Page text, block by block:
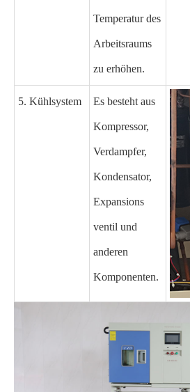
Temperatur des
Arbeitsraums
zu erhöhen.
5. Kühlsystem Es besteht aus
Kompressor,
Verdampfer,
Kondensator,
Expansions
ventil und
anderen
Komponenten.